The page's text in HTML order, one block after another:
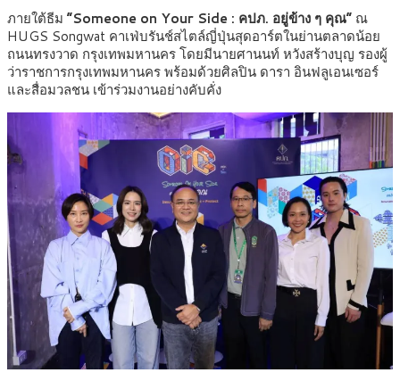
ภายใต้ธีม “Someone on Your Side : คปภ. อยู่ข้าง ๆ คุณ” ณ
HUGS Songwat คาเฟ่บรันช์สไตล์ญี่ปุ่นสุดอาร์ตในย่านตลาดน้อย
ถนนทรงวาด กรุงเทพมหานคร โดยมีนายศานนท์ หวังสร้างบุญ รองผู้
ว่าราชการกรุงเทพมหานคร พร้อมด้วยศิลปิน ดารา อินฟลูเอนเซอร์
และสื่อมวลชน เข้าร่วมงานอย่างคับคั่ง